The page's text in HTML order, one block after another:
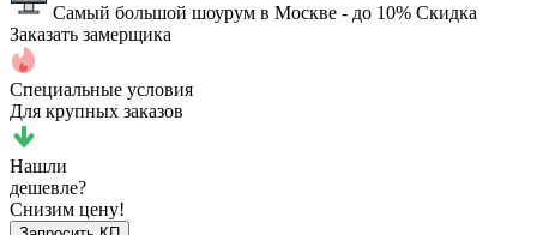
Самый большой шоурум в Москве - до 10% Скидка
Заказать замерщика
Специальные условия
Для крупных заказов
Нашли
дешевле?
Снизим цену!